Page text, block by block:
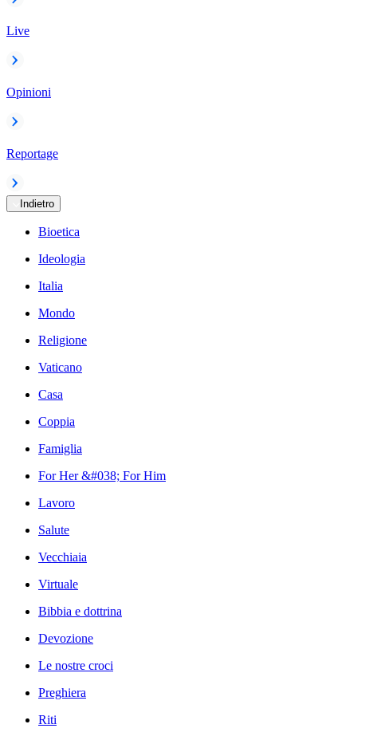
Live
Opinioni
Reportage
Indietro
Bioetica
Ideologia
Italia
Mondo
Religione
Vaticano
Casa
Coppia
Famiglia
For Her &#038; For Him
Lavoro
Salute
Vecchiaia
Virtuale
Bibbia e dottrina
Devozione
Le nostre croci
Preghiera
Riti